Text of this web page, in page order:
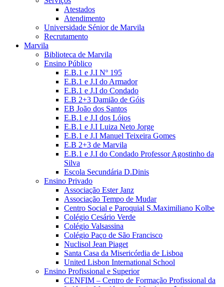
Atestados
Atendimento
Universidade Sénior de Marvila
Recrutamento
Marvila
Biblioteca de Marvila
Ensino Público
E.B.1 e J.I Nº 195
E.B.1 e J.I do Armador
E.B.1 e J.I do Condado
E.B 2+3 Damião de Góis
EB João dos Santos
E.B.1 e J.I dos Lóios
E.B.1 e J.I Luiza Neto Jorge
E.B.1 e J.I Manuel Teixeira Gomes
E.B 2+3 de Marvila
E.B.1 e J.I do Condado Professor Agostinho da
Silva
Escola Secundária D.Dinis
Ensino Privado
Associação Ester Janz
Associação Tempo de Mudar
Centro Social e Paroquial S.Maximiliano Kolbe
Colégio Cesário Verde
Colégio Valsassina
Colégio Paço de São Francisco
Nuclisol Jean Piaget
Santa Casa da Misericórdia de Lisboa
United Lisbon International School
Ensino Profissional e Superior
CENFIM – Centro de Formação Profissional da